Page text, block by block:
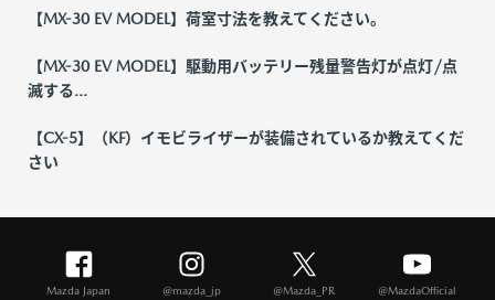
【MX-30 EV MODEL】荷室寸法を教えてください。
【MX-30 EV MODEL】駆動用バッテリー残量警告灯が点灯/点
滅する...
【CX-5】（KF）イモビライザーが装備されているか教えてくだ
さい
Mazda Japan @mazda_jp @Mazda_PR @MazdaOfficial